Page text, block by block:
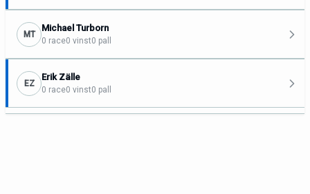
MT
Michael Turborn
0 race0 vinst0 pall
EZ
Erik Zälle
0 race0 vinst0 pall